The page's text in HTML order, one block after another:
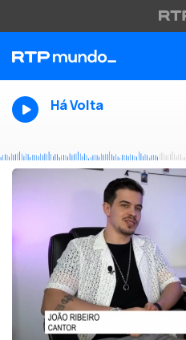
Há Volta